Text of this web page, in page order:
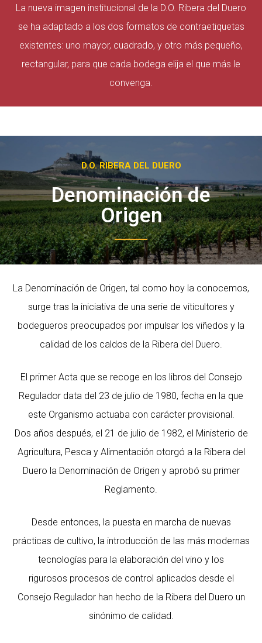
La nueva imagen institucional de la D.O. Ribera del Duero
se ha adaptado a los dos formatos de contraetiquetas
existentes: uno mayor, cuadrado, y otro más pequeño,
rectangular, para que cada bodega elija el que más le
convenga.
La Denominación de Origen, tal como hoy la conocemos,
surge tras la iniciativa de una serie de viticultores y
bodegueros preocupados por impulsar los viñedos y la
calidad de los caldos de la Ribera del Duero.
El primer Acta que se recoge en los libros del Consejo
Regulador data del 23 de julio de 1980, fecha en la que
este Organismo actuaba con carácter provisional.
Dos años después, el 21 de julio de 1982, el Ministerio de
Agricultura, Pesca y Alimentación otorgó a la Ribera del
Duero la Denominación de Origen y aprobó su primer
Reglamento.
Desde entonces, la puesta en marcha de nuevas
prácticas de cultivo, la introducción de las más modernas
tecnologías para la elaboración del vino y los
rigurosos procesos de control aplicados desde el
Consejo Regulador han hecho de la Ribera del Duero un
sinónimo de calidad.
D.O. RIBERA DEL DUERO
Denominación de
Origen